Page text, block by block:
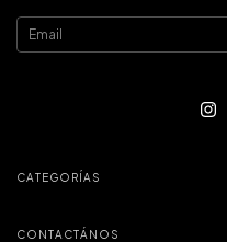
CATEGORÍAS
CONTACTÁNOS